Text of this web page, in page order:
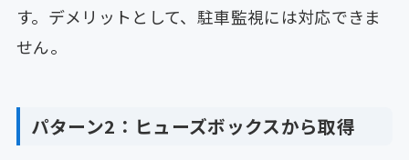
す。デメリットとして、駐車監視には対応できま
せん。
パターン2：ヒューズボックスから取得